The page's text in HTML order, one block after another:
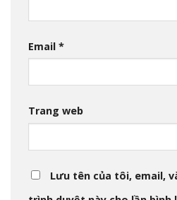
Email *
Trang web
Lưu tên của tôi, email,